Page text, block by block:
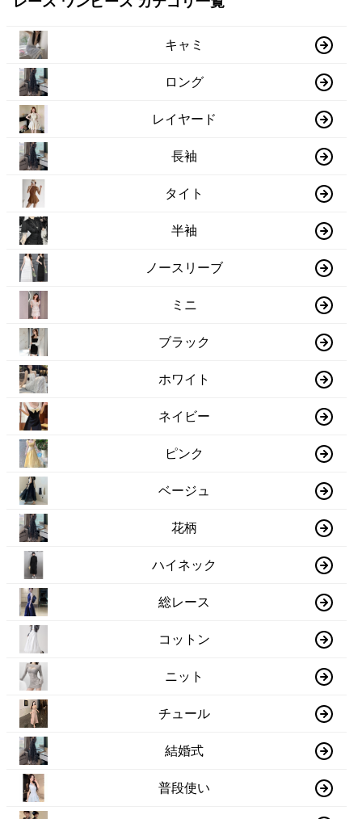
キャミ
ロング
レイヤード
長袖
タイト
半袖
ノースリーブ
ミニ
ブラック
ホワイト
ネイビー
ピンク
ベージュ
花柄
ハイネック
総レース
コットン
ニット
チュール
結婚式
普段使い